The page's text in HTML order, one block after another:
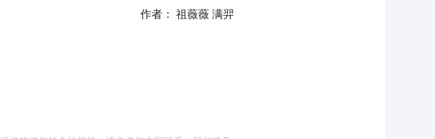
作者： 祖薇薇 满羿